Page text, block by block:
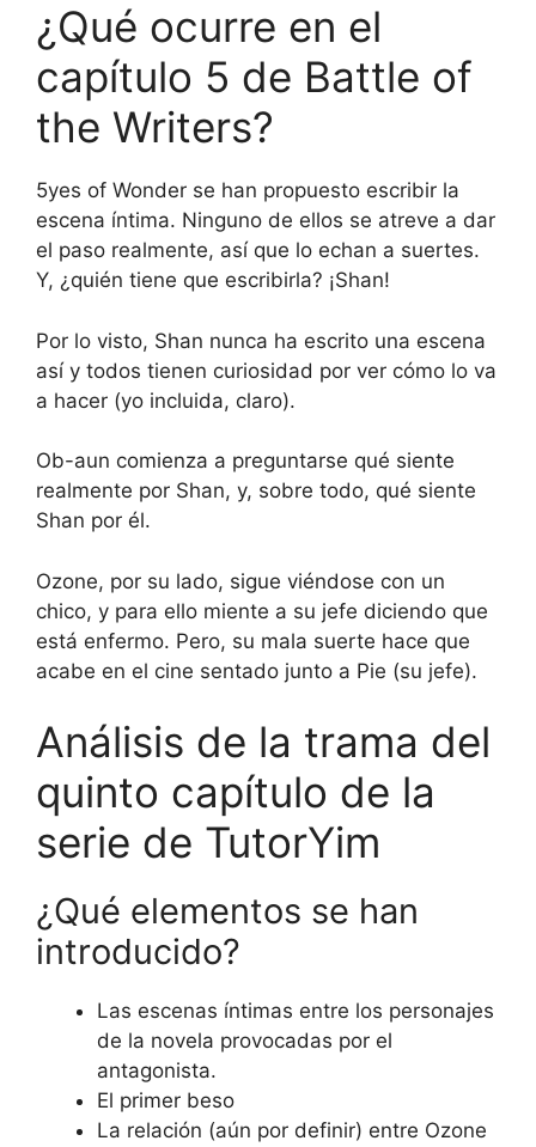
¿Qué ocurre en el
capítulo 5 de Battle of
the Writers?
5yes of Wonder se han propuesto escribir la
escena íntima. Ninguno de ellos se atreve a dar
el paso realmente, así que lo echan a suertes.
Y, ¿quién tiene que escribirla? ¡Shan!
Por lo visto, Shan nunca ha escrito una escena
así y todos tienen curiosidad por ver cómo lo va
a hacer (yo incluida, claro).
Ob-aun comienza a preguntarse qué siente
realmente por Shan, y, sobre todo, qué siente
Shan por él.
Ozone, por su lado, sigue viéndose con un
chico, y para ello miente a su jefe diciendo que
está enfermo. Pero, su mala suerte hace que
acabe en el cine sentado junto a Pie (su jefe).
Análisis de la trama del
quinto capítulo de la
serie de TutorYim
¿Qué elementos se han
introducido?
Las escenas íntimas entre los personajes
de la novela provocadas por el
antagonista.
El primer beso
La relación (aún por definir) entre Ozone